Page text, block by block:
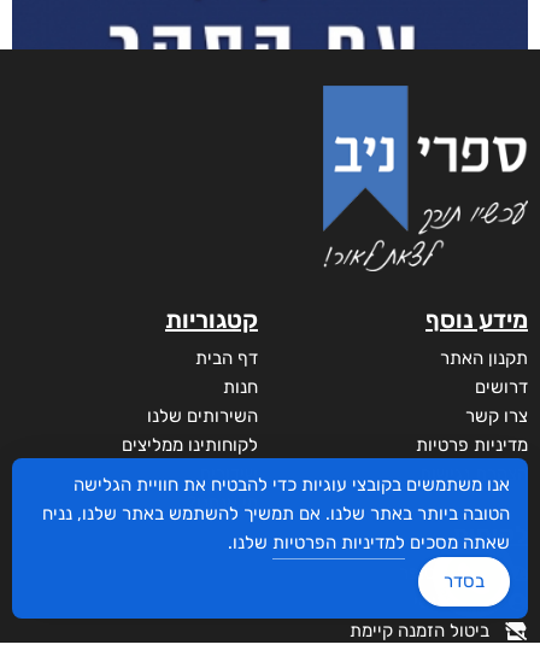
מידע נוסף
תקנון האתר
דרושים
צרו קשר
מדיניות פרטיות
הצהרת נגישות
לקוחות
סביבת סופר
איזור אישי
ביטול הזמנה קיימת
קטגוריות
דף הבית
חנות
השירותים שלנו
לקוחותינו ממליצים
מי אנחנו?
אנו משתמשים בקובצי עוגיות כדי להבטיח את חוויית הגלישה
הטובה ביותר באתר שלנו. אם תמשיך להשתמש באתר שלנו, נניח
שאתה מסכים למדיניות הפרטיות שלנו.
בסדר